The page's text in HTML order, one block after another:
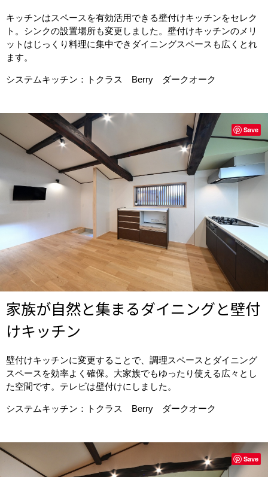
キッチンはスペースを有効活用できる壁付けキッチンをセレク
ト。シンクの設置場所も変更しました。壁付けキッチンのメリ
ットはじっくり料理に集中できダイニングスペースも広くとれ
ます。
システムキッチン：トクラス Berry ダークオーク
家族が自然と集まるダイニングと壁付
けキッチン
壁付けキッチンに変更することで、調理スペースとダイニング
スペースを効率よく確保。大家族でもゆったり使える広々とし
た空間です。テレビは壁付けにしました。
システムキッチン：トクラス Berry ダークオーク
Save
Save